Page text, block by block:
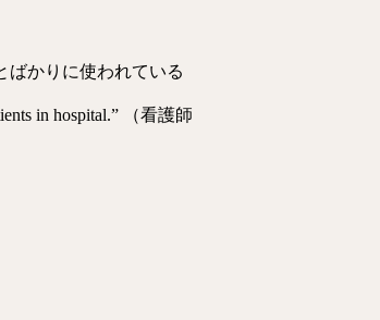
ばかりに使われている
in hospital.” （看護師